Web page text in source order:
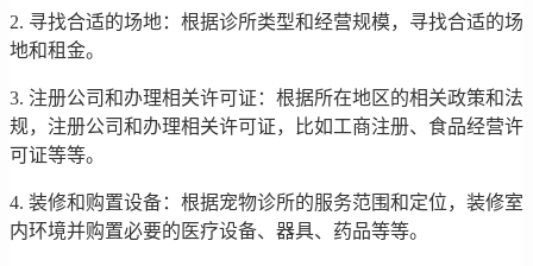
2. 寻找合适的场地：根据诊所类型和经营规模，寻找合适的场
地和租金。
3. 注册公司和办理相关许可证：根据所在地区的相关政策和法
规，注册公司和办理相关许可证，比如工商注册、食品经营许
可证等等。
4. 装修和购置设备：根据宠物诊所的服务范围和定位，装修室
内环境并购置必要的医疗设备、器具、药品等等。